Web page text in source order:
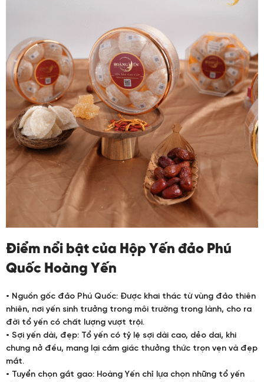
Điểm nổi bật của Hộp Yến đảo Phú
Quốc Hoàng Yến
• Nguồn gốc đảo Phú Quốc: Được khai thác từ vùng đảo thiên
nhiên, nơi yến sinh trưởng trong môi trường trong lành, cho ra
đời tổ yến có chất lượng vượt trội.
• Sợi yến dài, đẹp: Tổ yến có tỷ lệ sợi dài cao, dẻo dai, khi
chưng nở đều, mang lại cảm giác thưởng thức trọn vẹn và đẹp
mắt.
• Tuyển chọn gắt gao: Hoàng Yến chỉ lựa chọn những tổ yến